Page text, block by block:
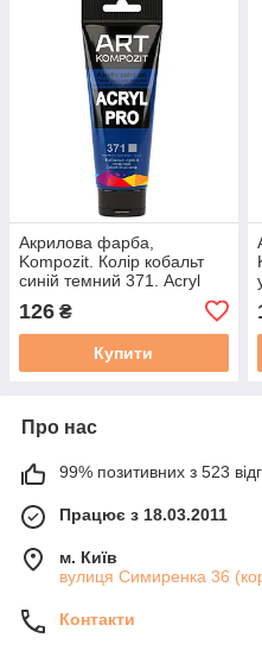
Акрилова фарба,
Kompozit. Колір кобальт
синій темний 371. Acryl
126 ₴
Купити
Про нас
99% позитивних з 523
Працює з 18.03.2011
м. Київ
вулиця Симиренка 36
Контакти